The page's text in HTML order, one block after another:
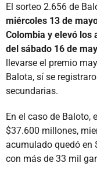
El sorteo 2.656 de
miércoles 13 de
Colombia y elevó los
del sábado 16 de
llevarse el premio
Balota, sí se
secundarias.
En el caso de Baloto,
$37.600 millones,
acumulado quedó en
con más de 33 mil